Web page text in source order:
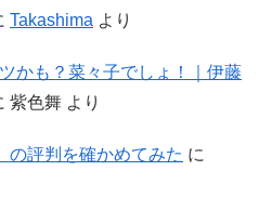
Takashima より
かも？菜々子でしょ！｜伊藤
紫色舞 より
の評判を確かめてみた に